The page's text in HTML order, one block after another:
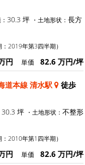
30.3 坪 ・土地形状： 長方
：2019年第3四半期）
円 単価 82.6 万円/坪
道本線 清水駅
徒歩
30.3 坪 ・土地形状： 不整形
：2010年第1四半期）
円 単価 82.6 万円/坪